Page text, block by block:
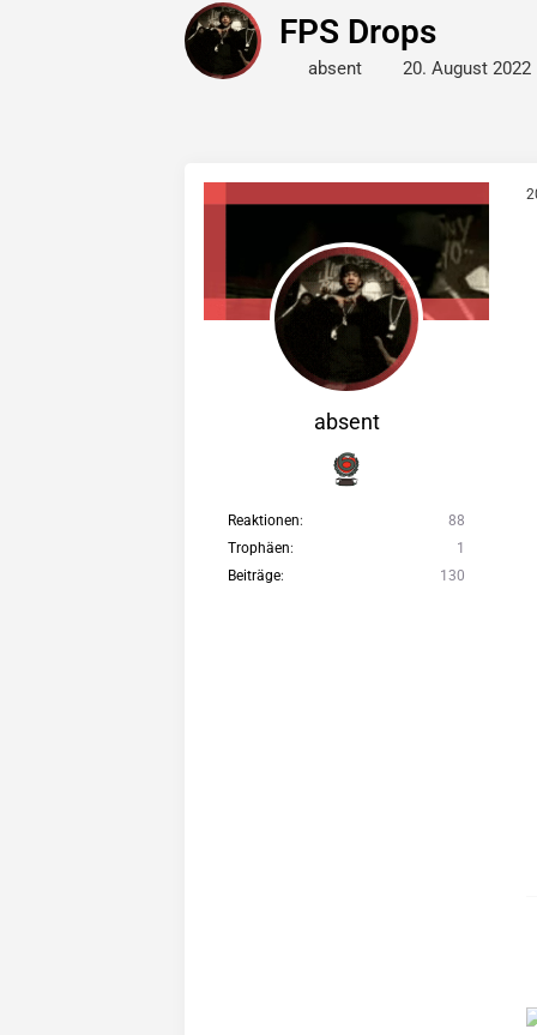
FPS Drops
absent 20. August 2022
absent
Reaktionen
88
Trophäen
1
Beiträge
130